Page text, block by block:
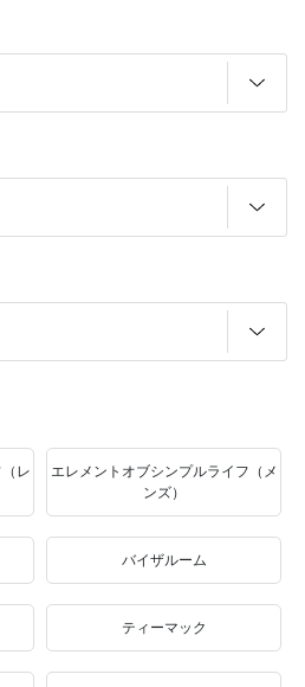
レ
エレメントオブシンプルライフ（メ
ンズ）
バイザルーム
ティーマック